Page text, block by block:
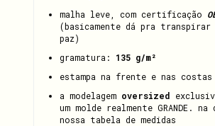
malha leve, com certificação
(basicamente dá pra
paz)
gramatura: 135 g/m²
estampa na frente e nas costas
a modelagem oversized
um molde realmente GRANDE.
nossa tabela de medidas